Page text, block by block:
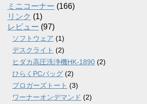
ミニコーナー (166)
リンク (1)
レビュー (97)
ソフトウェア (1)
デスクライト (2)
ヒダカ高圧洗浄機HK-1890 (2)
ひらくPCバッグ (2)
ブロガーズトート (3)
ワーナーオンデマンド (2)